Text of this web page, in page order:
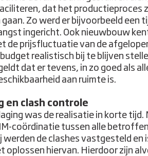
dat het productieproces
Zo werd er bijvoorbeeld een
ingericht. Ook nieuwbouw
de prijsfluctuatie van de
realistisch bij te blijven
dat er tevens, in zo goed als
aan ruimte is.
en clash controle
was de realisatie in korte
coördinatie tussen alle
werden de clashes vastgesteld en
oplossen hiervan. Hierdoor zijn